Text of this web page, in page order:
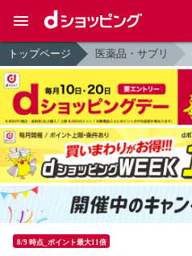
トップページ 医薬品・サプリ
8/9 時点_ポイント最大11倍